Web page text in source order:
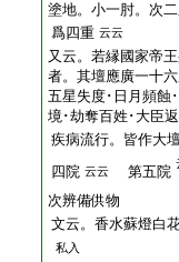
塗地。小一肘。次
爲四重 云云
又云。若縁國家帝
者。其壇應廣一十
五星失度･日月頻蝕
境･劫奪百姓･大臣
疾病流行。皆作大
四院 云云 第五院
次辨備供物
文云。香水蘇燈白
私入